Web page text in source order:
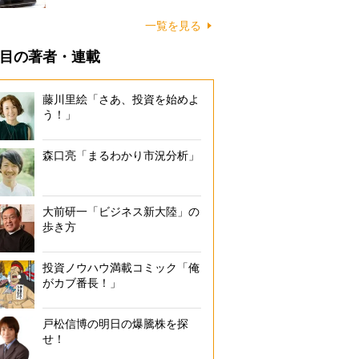
一覧を見る
の著者・連載
藤川里絵「さあ、投資を始めよ
う！」
森口亮「まるわかり市況分析」
大前研一「ビジネス新大陸」の
歩き方
投資ノウハウ満載コミック「俺
がカブ番長！」
戸松信博の明日の爆騰株を探
せ！